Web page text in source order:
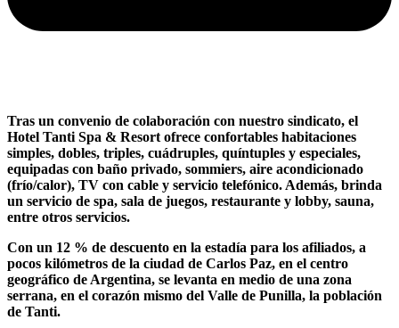
Tras un convenio de colaboración con nuestro sindicato, el
Hotel Tanti Spa & Resort ofrece confortables habitaciones
simples, dobles, triples, cuádruples, quíntuples y especiales,
equipadas con baño privado, sommiers, aire acondicionado
(frío/calor), TV con cable y servicio telefónico. Además, brinda
un servicio de spa, sala de juegos, restaurante y lobby, sauna,
entre otros servicios.
Con un 12 % de descuento en la estadía para los afiliados, a
pocos kilómetros de la ciudad de Carlos Paz, en el centro
geográfico de Argentina, se levanta en medio de una zona
serrana, en el corazón mismo del Valle de Punilla, la población
de Tanti.